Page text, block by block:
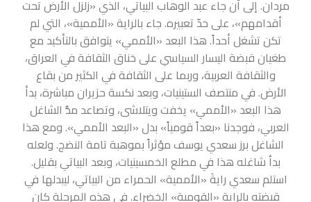
مردان. إلى أن جاء عبد الوهاب البياتي، الذي «زلزل الأرض تحت
أقدامهم»، على حدّ تعبيره. جاء بالراية «الأممية»، التي لم
تكن تشغل أحداً. هذا البعد «الأممي» يتوافق بالتأكيد مع
طغيان قبضة اليسار السياسي على خناق الثقافة في العراق،
والثقافة العربية، وربما على الثقافة في الكثير من بقاع
الأرض. في منتصف الستينيات، وبعد نكسة حزيران مباشرة، بدأ
هذا البعد «الأممي» يخفت ويتلاشى، وتصاعد مدُّ الشاغل
العربي، فوجدنا «بعداً قومياً» بدل «البعد الأممي». ومع هذا
الشاغل برز سعدي يوسف مؤثراً بموهبة تامة النضج. ولعله
بدأ شاغله هذا في مطلع الخمسينيات، وبعد البياتي بقليل.
استلم سعدي رايةَ «الأممية» الحمراء من البياتي، ليبدلها في
قبضته بالراية «القومية» الخضراء. في هذه المرحلة كان